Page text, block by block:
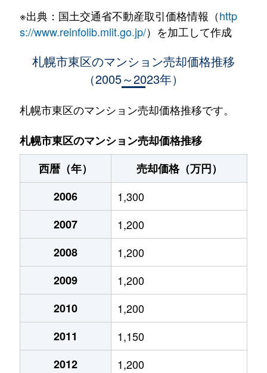
北６条東
3,400万円 東区役所前
3,700万円 東区役所前
北６条東
3,400万円 東区役所前
北７条東
4,900万円 札幌(ＪＲ)
北７条東
3,500万円 東区役所前
北８条東
1,200万円
北８条東
1,400万円
北８条東
390万円
北８条東
390万円
北８条東
300万円
北８条東
3,000万円
北８条東
2,600万円
※出典：国土交通省不動産取引価格情報（http
s://www.reinfolib.mlit.go.jp/）を加工して作成
札幌市東区のマンション売却価格推移
（2005～2023年）
札幌市東区のマンション売却価格推移です。
札幌市東区のマンション売却価格推移
西暦（年）
売却価格（万円）
2006
1,300
2007
1,200
2008
1,200
2009
1,200
2010
1,200
2011
1,150
2012
1,200